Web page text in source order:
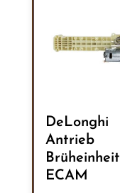
DeLonghi
Antrieb
Brüheinheit
ECAM